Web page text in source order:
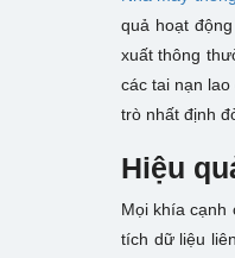
quả hoạt
xuất thông
các tai nạn
trò nhất định
Hiệu
Mọi khía cạnh
tích dữ liệu